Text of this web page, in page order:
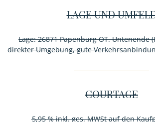
LAGE UND
Lage: 26871 Papenburg OT.
direkter Umgebung, gute
COURTAGE
5,95 % inkl. ges. MWSt auf den